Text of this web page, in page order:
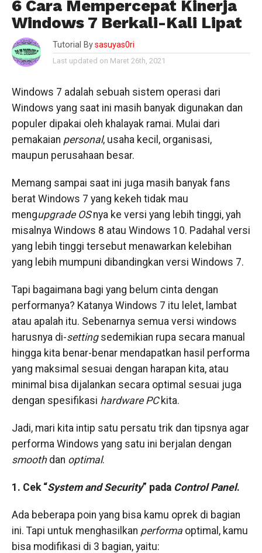
6 Cara Mempercepat Kinerja
Windows 7 Berkali-Kali Lipat
Tutorial By sasuyas0ri
Last updated on Maret 26th, 2021
Windows 7 adalah sebuah sistem operasi dari
Windows yang saat ini masih banyak digunakan dan
populer dipakai oleh khalayak ramai. Mulai dari
pemakaian personal, usaha kecil, organisasi,
maupun perusahaan besar.
Memang sampai saat ini juga masih banyak fans
berat Windows 7 yang kekeh tidak mau
mengupgrade OSnya ke versi yang lebih tinggi, yah
misalnya Windows 8 atau Windows 10. Padahal versi
yang lebih tinggi tersebut menawarkan kelebihan
yang lebih mumpuni dibandingkan versi Windows 7.
Tapi bagaimana bagi yang belum cinta dengan
performanya? Katanya Windows 7 itu lelet, lambat
atau apalah itu. Sebenarnya semua versi windows
harusnya di-settingsedemikian rupa secara manual
hingga kita benar-benar mendapatkan hasil performa
yang maksimal sesuai dengan harapan kita, atau
minimal bisa dijalankan secara optimal sesuai juga
dengan spesifikasi hardware PCkita.
Jadi, mari kita intip satu persatu trik dan tipsnya agar
performa Windows yang satu ini berjalan dengan
smoothdan optimal.
1. Cek “System and Security” pada Control Panel.
Ada beberapa poin yang bisa kamu oprek di bagian
ini. Tapi untuk menghasilkan performaoptimal, kamu
bisa modifikasi di 3 bagian, yaitu: